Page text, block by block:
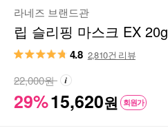
라네즈 브랜드관
립 슬리핑 마스크 EX 20g
4.8 2,810건 리뷰
29%15,620원 회원가
22,000원